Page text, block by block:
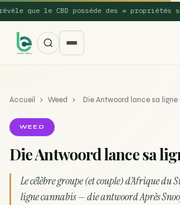
que le CBD possède des « propriétés
Une nouvelle étude montre que la
Accueil › Weed › Die Antwoord lance sa ligne
WEED
Die Antwoord lance sa
Le célèbre groupe (et couple) d’Afrique du
ligne cannabis — die antwoord Après